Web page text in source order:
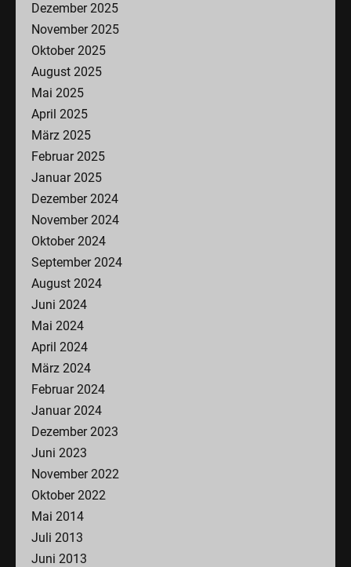
Dezember 2025
November 2025
Oktober 2025
August 2025
Mai 2025
April 2025
März 2025
Februar 2025
Januar 2025
Dezember 2024
November 2024
Oktober 2024
September 2024
August 2024
Juni 2024
Mai 2024
April 2024
März 2024
Februar 2024
Januar 2024
Dezember 2023
Juni 2023
November 2022
Oktober 2022
Mai 2014
Juli 2013
Juni 2013